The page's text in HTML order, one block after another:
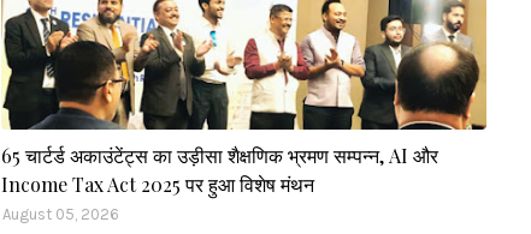
65 चार्टर्ड अकाउंटेंट्स का उड़ीसा शैक्षणिक भ्रमण सम्पन्न, AI और
Income Tax Act 2025 पर हुआ विशेष मंथन
August 05, 2026